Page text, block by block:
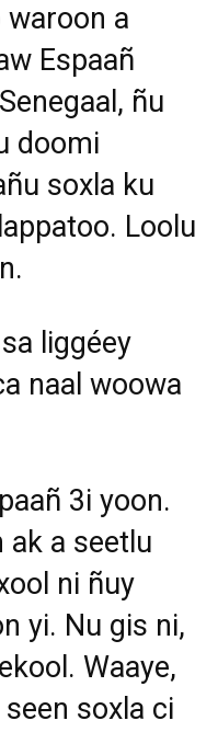
waroon a
Espaañ
ñu
doomi
soxla ku
Loolu
liggéey
naal woowa
3i yoon.
ak a seetlu
ni ñuy
yi. Nu gis ni,
Waaye,
soxla ci